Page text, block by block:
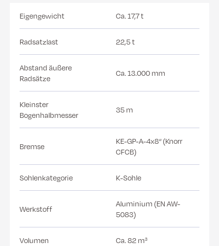
Eigengewicht Ca. 17,7 t
Radsatzlast 22,5 t
Abstand äußere
Radsätze
Ca. 13.000 mm
Kleinster
Bogenhalbmesser
35 m
Bremse
KE-GP-A-4x8“ (Knorr
CFCB)
Sohlenkategorie K-Sohle
Werkstoff
Aluminium (EN AW-
5083)
Volumen Ca. 82 m³